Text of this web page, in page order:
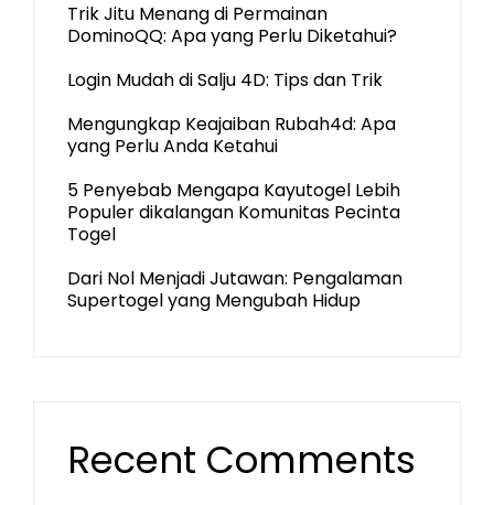
Trik Jitu Menang di Permainan
DominoQQ: Apa yang Perlu Diketahui?
Login Mudah di Salju 4D: Tips dan Trik
Mengungkap Keajaiban Rubah4d: Apa
yang Perlu Anda Ketahui
5 Penyebab Mengapa Kayutogel Lebih
Populer dikalangan Komunitas Pecinta
Togel
Dari Nol Menjadi Jutawan: Pengalaman
Supertogel yang Mengubah Hidup
Recent Comments